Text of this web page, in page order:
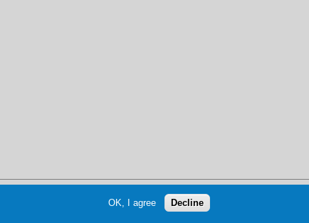
OK, I agree Decline